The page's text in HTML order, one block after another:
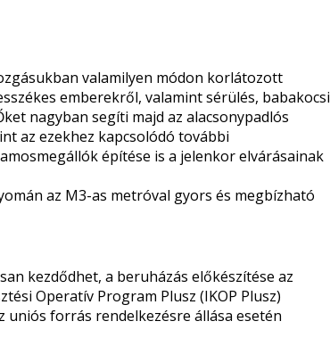
valamilyen módon korlátozott
emberekről, valamint sérülés, babakocsi
nagyban segíti majd az alacsonypadlós
az ezekhez kapcsolódó további
építése is a jelenkor elvárásainak
az M3-as metróval gyors és megbízható
kezdődhet, a beruházás előkészítése az
Operatív Program Plusz (IKOP Plusz)
uniós forrás rendelkezésre állása esetén